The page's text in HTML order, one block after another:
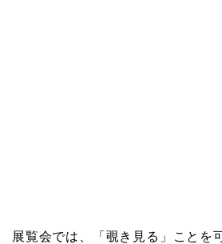
展覧会では、「覗き見る」ことを